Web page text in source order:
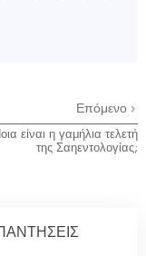
Επόμενο
είναι η γαμήλια τελετή
της Σαηεντολογίας;